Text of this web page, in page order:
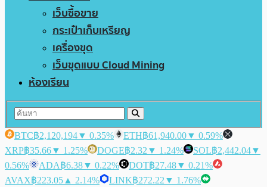
เว็บซื้อขาย
กระเป๋าเก็บเหรียญ
เครื่องขุด
เว็บขุดแบบ Cloud Mining
ห้องเรียน
BTC฿2,120,194▼ 0.35% ETH฿61,940.00▼ 0.59%
XRP฿35.66▼ 1.25% DOGE฿2.32 ▼ 1.24% SOL฿2,442.04▼
0.56%
ADA฿6.38▼ 0.22% DOT฿27.48▼ 0.21%
AVAX฿223.05 ▲ 2.14% LINK฿272.22 ▼ 1.76%